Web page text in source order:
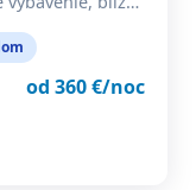
od 360 €/noc